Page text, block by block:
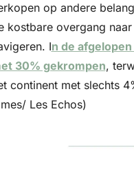
op andere
kostbare overgang
In de
30% gekrompen,
continent met slechts
Les Echos)